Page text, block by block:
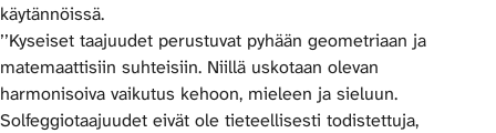
käytännöissä.
’’Kyseiset taajuudet perustuvat pyhään geometriaan ja
matemaattisiin suhteisiin. Niillä uskotaan olevan
harmonisoiva vaikutus kehoon, mieleen ja sieluun.
Solfeggiotaajuudet eivät ole tieteellisesti todistettuja,